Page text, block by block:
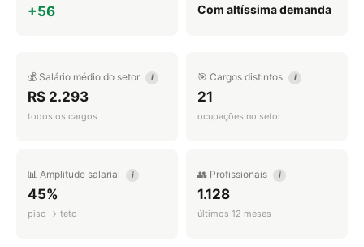
+56 Com altíssima demanda
💰 Salário médio do setor i
R$ 2.293
todos os cargos
🎯 Cargos distintos i
21
ocupações no setor
📊 Amplitude salarial i
45%
piso → teto
👥 Profissionais i
1.128
últimos 12 meses